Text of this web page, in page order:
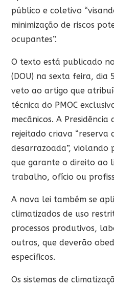
público e coletivo
minimização de riscos
ocupantes”.
O texto está publicado
(DOU) na sexta feira, dia
veto ao artigo que
técnica do PMOC
mecânicos. A
rejeitado criava “reserva
desarrazoada”, violando
que garante o direito ao
trabalho, ofício ou
A nova lei também se
climatizados de uso
processos produtivos,
outros, que deverão
específicos.
Os sistemas de